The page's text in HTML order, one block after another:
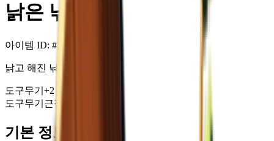
낡은 낚싯대
아이템 ID: #343
낡고 해진 낚싯대.
도구무기 +2
도구무기 근접 무기
기본 정보